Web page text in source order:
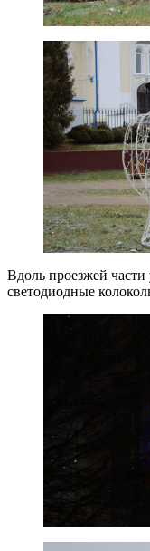
Вдоль проезжей части
светодиодные